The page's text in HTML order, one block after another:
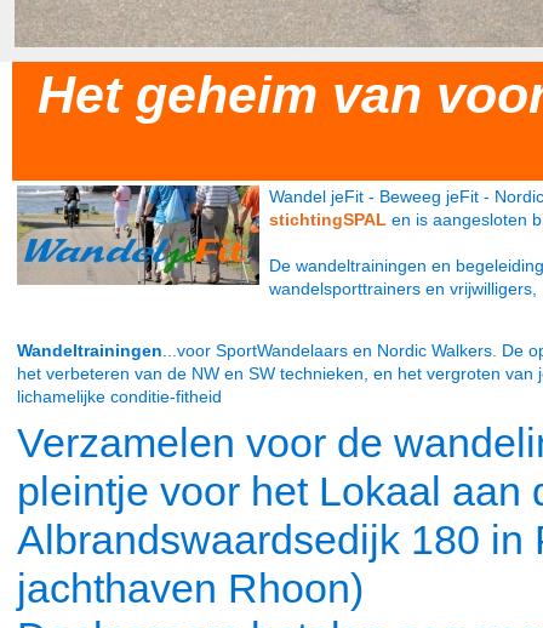
Het geheim van
Wandel jeFit - Beweeg jeFit -
stichtingSPAL en is aangesloten
De wandeltrainingen en
wandelsporttrainers en vrijwilligers,
Wandeltrainingen ...voor SportWandelaars en Nordic Walkers. De
het verbeteren van de NW en SW technieken, en het vergroten van
lichamelijke conditie-fitheid
Verzamelen voor de
pleintje voor het Lokaal aan
Albrandswaardsedijk 180 in
jachthaven Rhoon)